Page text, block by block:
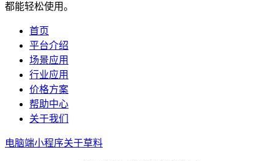
都能轻松使用。
首页
平台介绍
场景应用
行业应用
价格方案
帮助中心
关于我们
电脑端小程序关于草料